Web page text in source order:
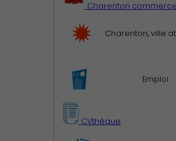
Charenton
Charenton, ville
Emploi
CVthèque